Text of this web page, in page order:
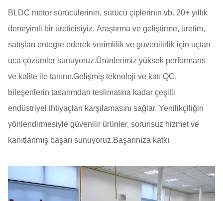
BLDC motor sürücülerinin, sürücü çiplerinin vb. 20+ yıllık
deneyimli bir üreticisiyiz. Araştırma ve geliştirme, üretim,
satışları entegre ederek verimlilik ve güvenilirlik için uçtan
uca çözümler sunuyoruz.Ürünlerimiz yüksek performans
ve kalite ile tanınır.Gelişmiş teknoloji ve katı QC,
bileşenlerin tasarımdan teslimatına kadar çeşitli
endüstriyel ihtiyaçları karşılamasını sağlar. Yenilikçiliğin
yönlendirmesiyle güvenilir ürünler, sorunsuz hizmet ve
kanıtlanmış başarı sunuyoruz.Başarınıza katkı